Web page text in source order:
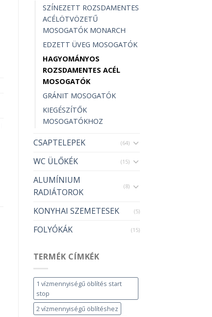
SZÍNEZETT ROZSDAMENTES
ACÉLÖTVÖZETŰ
MOSOGATÓK MONARCH
EDZETT ÜVEG MOSOGATÓK
HAGYOMÁNYOS
ROZSDAMENTES ACÉL
MOSOGATÓK
GRÁNIT MOSOGATÓK
KIEGÉSZÍTŐK
MOSOGATÓKHOZ
CSAPTELEPEK (64)
WC ÜLŐKÉK (15)
ALUMÍNIUM
RADIÁTOROK
(8)
KONYHAI SZEMETESEK (5)
FOLYÓKÁK (15)
TERMÉK CÍMKÉK
1 vízmennyiségű öblítés start
stop
2 vízmennyiségű öblítéshez